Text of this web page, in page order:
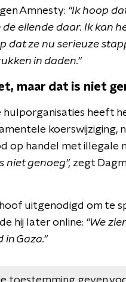
Amnesty: "Ik hoop
ellende daar. Ik kan
dat ze nu serieuze
in daden."
maar dat is niet
heeft
koerswijziging,
op handel met illegale
niet genoeg", zegt
uitgenodigd om te
hij later online: "We
in Gaza."